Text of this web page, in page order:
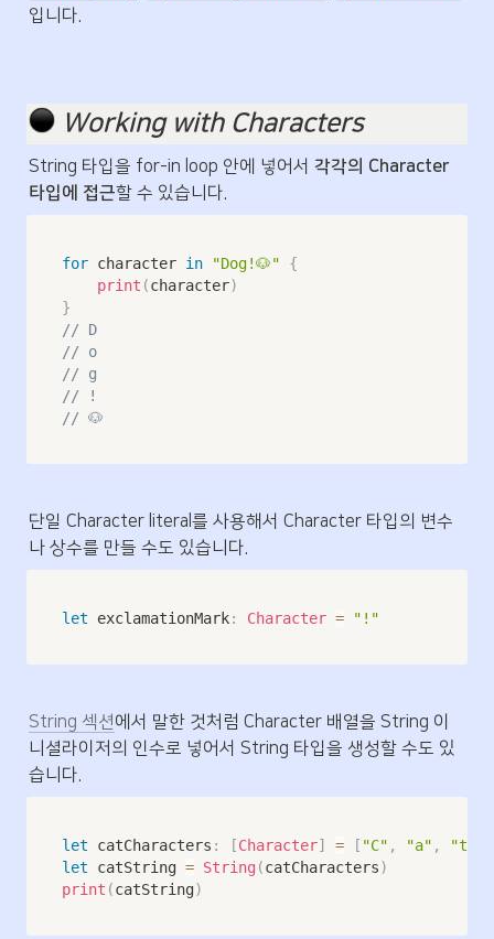
입니다.
Working with Characters
String 타입을 for-in loop 안에 넣어서 각각의 Character
타입에 접근할 수 있습니다.
for character in "Dog!🐶"
{
print (character)
}
// D
// o
// g
// !
// 🐶
단일 Character literal를 사용해서 Character 타입의 변수
나 상수를 만들 수도 있습니다.
let exclamationMark: Character = "!"
String 섹션에서 말한 것처럼 Character 배열을 String 이
니셜라이저의 인수로 넣어서 String 타입을 생성할 수도 있
습니다.
let catCharacters : [Character] = [ "C" , "a" , "t"
let catString = String (catCharacters)
print (catString)